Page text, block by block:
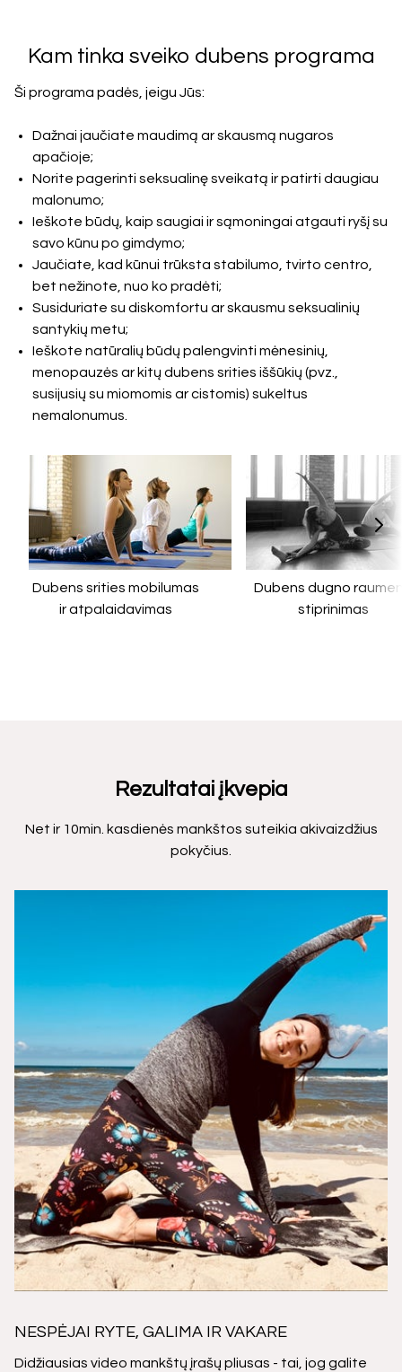
Kam tinka sveiko dubens programa
Ši programa padės, jeigu Jūs:
Dažnai jaučiate maudimą ar skausmą nugaros
apačioje;
Norite pagerinti seksualinę sveikatą ir patirti daugiau
malonumo;
Ieškote būdų, kaip saugiai ir sąmoningai atgauti ryšį su
savo kūnu po gimdymo;
Jaučiate, kad kūnui trūksta stabilumo, tvirto centro,
bet nežinote, nuo ko pradėti;
Susiduriate su diskomfortu ar skausmu seksualinių
santykių metu;
Ieškote natūralių būdų palengvinti mėnesinių,
menopauzės ar kitų dubens srities iššūkių (pvz.,
susijusių su miomomis ar cistomis) sukeltus
nemalonumus.
Dubens srities mobilumas
ir atpalaidavimas
Dubens dugno
stiprinimas
Rezultatai įkvepia
Net ir 10min. kasdienės mankštos suteikia akivaizdžius
pokyčius.
NESPĖJAI RYTE, GALIMA IR VAKARE
Didžiausias video mankštų įrašų pliusas - tai, jog galite